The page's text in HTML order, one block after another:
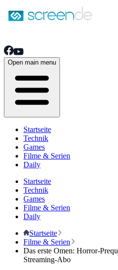
Open main menu
Startseite
Technik
Games
Filme & Serien
Daily
Startseite
Technik
Games
Filme & Serien
Daily
Startseite
Filme & Serien
Das erste Omen: Horror-
Streaming-Abo